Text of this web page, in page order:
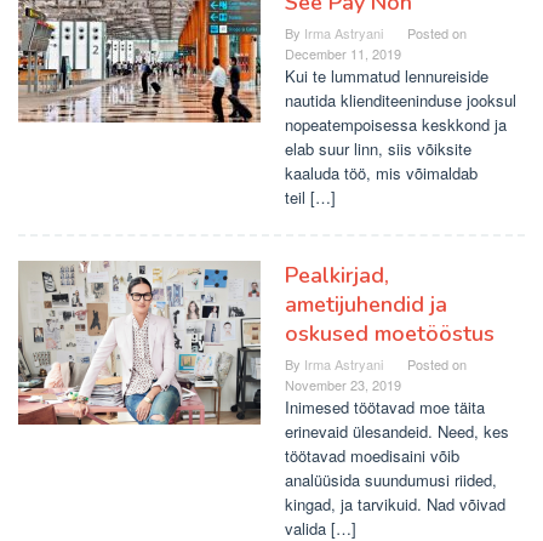
By Irma Astryani
Posted on
December 11, 2019
Kui te lummatud lennureiside
nautida klienditeeninduse jooksul
nopeatempoisessa keskkond ja
elab suur linn, siis võiksite
kaaluda töö, mis võimaldab
teil […]
Pealkirjad,
ametijuhendid ja
oskused moetööstus
By Irma Astryani
Posted on
November 23, 2019
Inimesed töötavad moe täita
erinevaid ülesandeid. Need, kes
töötavad moedisaini võib
analüüsida suundumusi riided,
kingad, ja tarvikuid. Nad võivad
valida […]